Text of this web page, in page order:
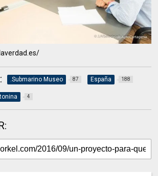
.Submarino Museo 87 España 188
4